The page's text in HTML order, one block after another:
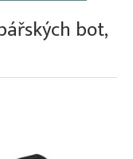
bot,